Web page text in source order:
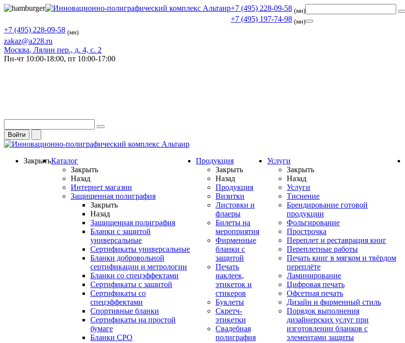
+7 (495) 228-09-58 (мн)
+7 (495) 197-74-98 (мн)
+7 (495) 228-09-58 (мн)
zakaz@a228.ru
Москва, Лялин пер., д. 4, с. 2
Пн-чт 10:00-18:00, пт 10:00-17:00
Войти
ЗакрытьКаталог
Закрыть
Назад
Интернет магазин
Защищенная полиграфия
Закрыть
Назад
Защищенная полиграфия
Бланки с защитой
универсальные
Сертификаты универсальные
Бланки добровольной
сертификации и метрологии
Бланки со спецэффектами
Сертификаты с защитой
Сертификаты со
спецэффектами
Спортивные бланки
Cертификаты на простой
бумаге
Бланки СРО
Продукция
Закрыть
Назад
Продукция
Визитки
Листовки и
флаеры
Билеты на
мероприятия
Фирменные
бланки с
защитой
Печать
наклеек,
этикеток и
стикеров
Буклеты
Скретч-
этикетки
Свадебная
полиграфия
Услуги
Закрыть
Назад
Услуги
Тиснение
Брендирование готовой
продукции
Фольгирование
Прострочка
Переплет и реставрация книг
Переплетные работы
Печать книг в мягком и твёрдом
переплёте
Ламинирование
Цифровая печать
Офсетная печать
Дизайн и фирменный стиль
Порядок выполнения
дизайнерских услуг при
изготовлении бланков с
элементами защиты